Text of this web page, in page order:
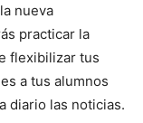
nueva
practicar la
flexibilizar tus
a tus alumnos
diario las noticias.